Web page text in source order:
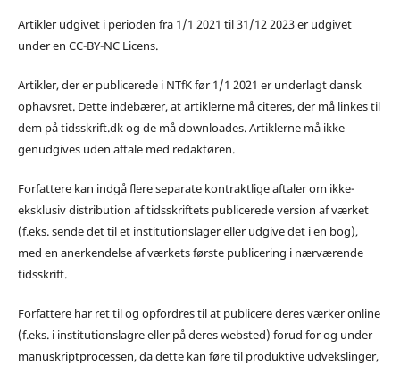
Artikler udgivet i perioden fra 1/1 2021 til 31/12 2023 er udgivet
under en CC-BY-NC Licens.
Artikler, der er publicerede i NTfK før 1/1 2021 er underlagt dansk
ophavsret. Dette indebærer, at artiklerne må citeres, der må linkes til
dem på tidsskrift.dk og de må downloades. Artiklerne må ikke
genudgives uden aftale med redaktøren.
Forfattere kan indgå flere separate kontraktlige aftaler om ikke-
eksklusiv distribution af tidsskriftets publicerede version af værket
(f.eks. sende det til et institutionslager eller udgive det i en bog),
med en anerkendelse af værkets første publicering i nærværende
tidsskrift.
Forfattere har ret til og opfordres til at publicere deres værker online
(f.eks. i institutionslagre eller på deres websted) forud for og under
manuskriptprocessen, da dette kan føre til produktive udvekslinger,